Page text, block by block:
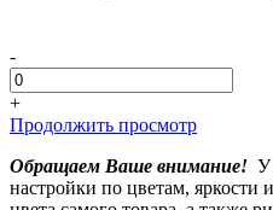
-
+
Продолжить просмотр
Обращаем Ваше внимание! У
настройки по цветам, яркости